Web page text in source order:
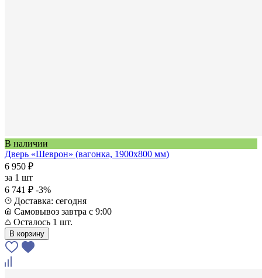
В наличии
Дверь «Шеврон» (вагонка, 1900х800 мм)
6 950 ₽
за 1 шт
6 741 ₽ -3%
Доставка: сегодня
Самовывоз завтра с 9:00
Осталось 1 шт.
В корзину